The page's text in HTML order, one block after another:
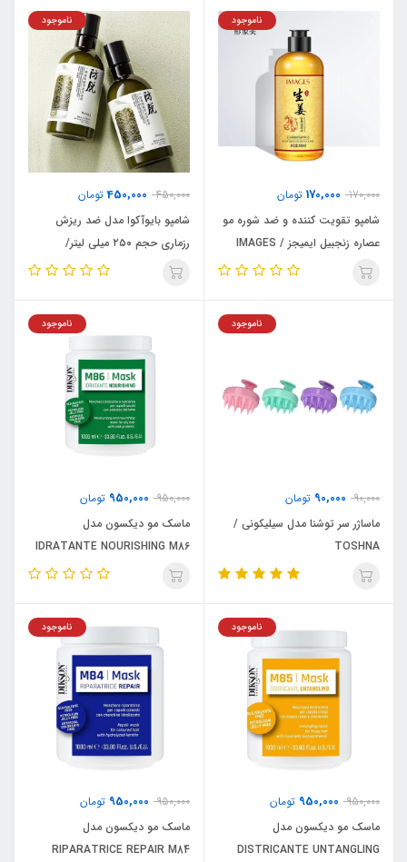
170,000
170,000 تومان
ناموجود
شامپو تقویت کننده و ضد شوره مو
عصاره زنجبیل ایمیجز / IMAGES
450,000
450,000تومان
ناموجود
شامپو بایوآکوا مدل ضد ریزش
رزماری حجم ۲۵۰ میلی لیتر/
BIOAQUA
90,000
90,000 تومان
ناموجود
ماساژر سر توشنا مدل سیلیکونی /
TOSHNA
950,000
950,000 تومان
ناموجود
ماسک مو دیکسون مدل
IDRATANTE NOURISHING M86
حجم 1000 میلی لیتر / DIKSON
950,000
950,000 تومان
ناموجود
ماسک مو دیکسون مدل
DISTRICANTE UNTANGLING
950,000
950,000 تومان
ناموجود
ماسک مو دیکسون مدل
RIPARATRICE REPAIR M84